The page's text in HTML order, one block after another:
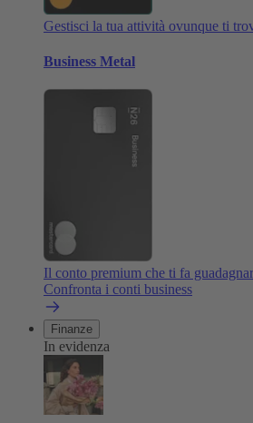
Gestisci la tua attività ovunque ti
Business Metal
Il conto premium che ti fa
Confronta i conti business
Finanze
In evidenza